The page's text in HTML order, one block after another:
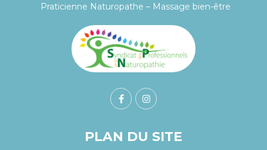
Praticienne Naturopathe – Massage bien-être
PLAN DU SITE